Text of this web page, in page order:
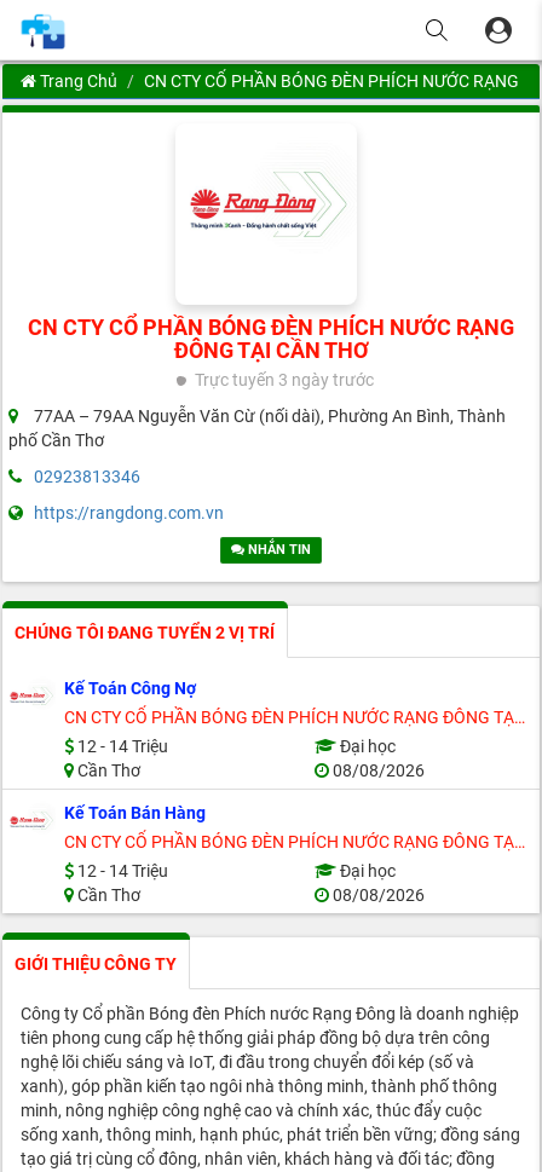
Trang Chủ CN CTY CỔ PHẦN BÓNG ĐÈN PHÍCH NƯỚC RẠNG
CN CTY CỔ PHẦN BÓNG ĐÈN PHÍCH NƯỚC RẠNG
ĐÔNG TẠI CẦN THƠ
Trực tuyến 3 ngày trước
77AA – 79AA Nguyễn Văn Cừ (nối dài), Phường An Bình, Thành
phố Cần Thơ
02923813346
https://rangdong.com.vn
NHẮN TIN
CHÚNG TÔI ĐANG TUYỂN 2 VỊ TRÍ
Kế Toán Công Nợ
CN CTY CỔ PHẦN BÓNG ĐÈN PHÍCH NƯỚC RẠNG ĐÔNG TẠI CẦN THƠ
12 - 14 Triệu
Đại học
Cần Thơ
08/08/2026
Kế Toán Bán Hàng
CN CTY CỔ PHẦN BÓNG ĐÈN PHÍCH NƯỚC RẠNG ĐÔNG TẠI CẦN THƠ
12 - 14 Triệu
Đại học
Cần Thơ
08/08/2026
GIỚI THIỆU CÔNG TY
Công ty Cổ phần Bóng đèn Phích nước Rạng Đông là doanh nghiệp
tiên phong cung cấp hệ thống giải pháp đồng bộ dựa trên công
nghệ lõi chiếu sáng và IoT, đi đầu trong chuyển đổi kép (số và
xanh), góp phần kiến tạo ngôi nhà thông minh, thành phố thông
minh, nông nghiệp công nghệ cao và chính xác, thúc đẩy cuộc
sống xanh, thông minh, hạnh phúc, phát triển bền vững; đồng sáng
tạo giá trị cùng cổ đông, nhân viên, khách hàng và đối tác; đồng